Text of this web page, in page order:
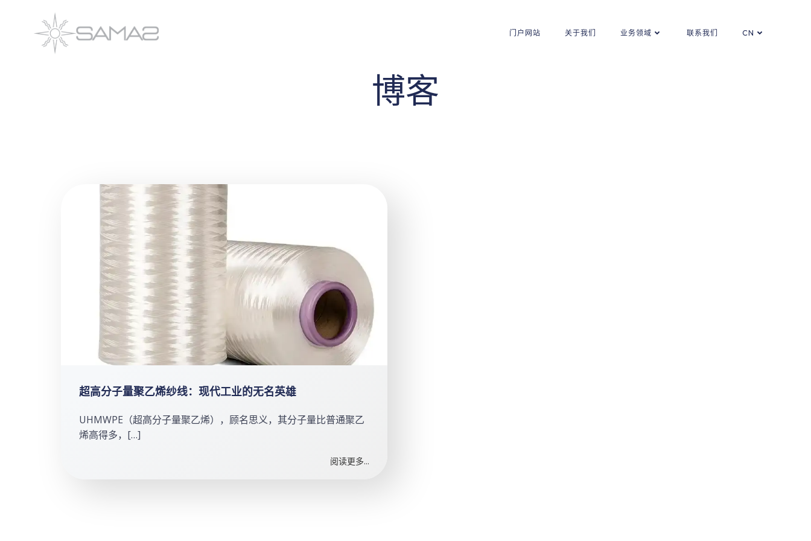
门户网站 关于我们 业务领域 联系我们 CN
博客
超高分子量聚乙烯纱线：现代工业的无名英雄
UHMWPE（超高分子量聚乙烯），顾名思义，其分子量比普通聚乙
烯高得多，[…]
阅读更多...